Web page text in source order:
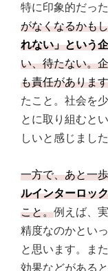
特に印象的だった
がなくなるかも
れない」という
い、待たない。
も責任がありま
たこと。社会を
とに取り組むと
しいと感じました
一方で、あと一
ルインターロッ
こと。例えば、
精度なのかとい
と思います。ま
効果などがある